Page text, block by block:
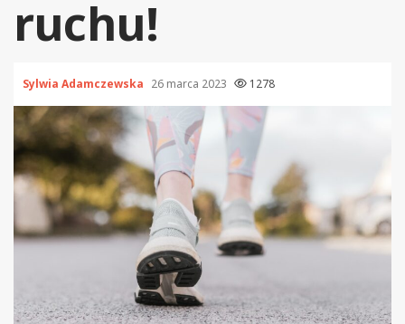
ruchu!
Sylwia Adamczewska 26 marca 2023 1278